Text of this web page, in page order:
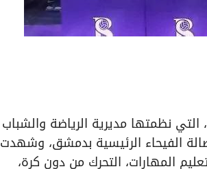
التي نظمتها مديرية الرياضة والشباب
الفيحاء الرئيسية بدمشق، وشهدت
المهارات، التحرك من دون كرة،